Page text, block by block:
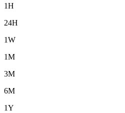
1H
24H
1W
1M
3M
6M
1Y